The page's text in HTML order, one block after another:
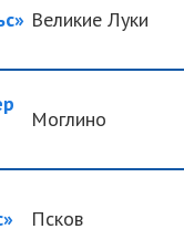
Великие Луки
Моглино
Псков